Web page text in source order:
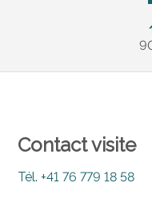
Contact visite
Tél.+41 76 779 18 58